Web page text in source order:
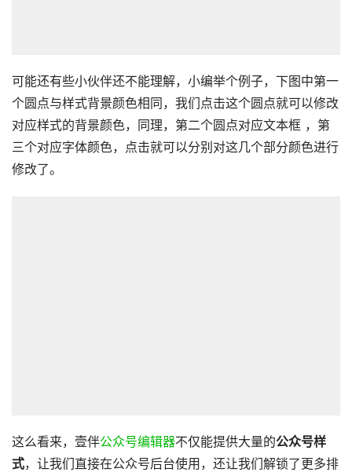
可能还有些小伙伴还不能理解，小编举个例子，下图中第一
个圆点与样式背景颜色相同，我们点击这个圆点就可以修改
对应样式的背景颜色，同理，第二个圆点对应文本框 ，第
三个对应字体颜色，点击就可以分别对这几个部分颜色进行
修改了。
这么看来，壹伴公众号编辑器不仅能提供大量的公众号样
式，让我们直接在公众号后台使用，还让我们解锁了更多排